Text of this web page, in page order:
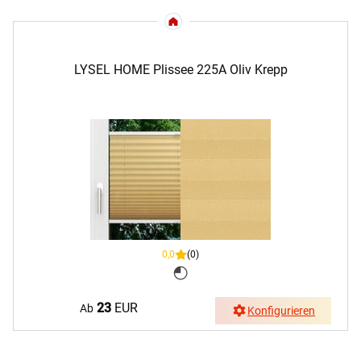
LYSEL HOME Plissee 225A Oliv Krepp
0,0 (0)
Ab 23 EUR Konfigurieren